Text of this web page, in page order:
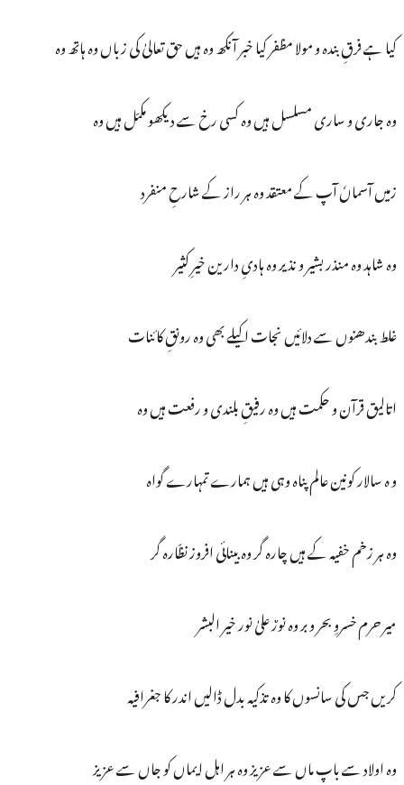
کیا ہے فرقِ بندہ و مولا مظفر کیا خبر آنکھ وہ ہیں حق تعالیٰ کی زباں وہ ہاتھ وہ
وہ جاری و ساری مسلسل ہیں وہ کسی رخ سے دیکھو مکمّل ہیں وہ
زمیں آسماںٗ آپ کے معتقد وہ ہر راز کے شارحِ منفرد
وہ شاہد وہ منذر بشیر و نذیر وہ ہادیِ دارین خیرِ کثیر
غلط بندھنوں سے دلائیں نجات اکیلے بھی وہ رونقِ کائنات
اتالیق قرآن و حکمت ہیں وہ رفیقِ بلندی و رفعت ہیں وہ
و ہ سالار کونین عالم پناہ وہی ہیں ہمارے تمہارے گواہ
وہ ہر زخم خفیہ کے ہیں چارہ گر وہ بینائی افروز نظّارہ گر
میر حرم خسروِ بحر و بر وہ نورٌ علیٰ نور خیر البشر
کریں جس کی سانسوں کا وہ تذکیہ بدل ڈالیں اندر کا جغرافیہ
وہ اولاد سے باپ ماں سے عزیز وہ ہر اہل ایماں کو جاں سے عزیز